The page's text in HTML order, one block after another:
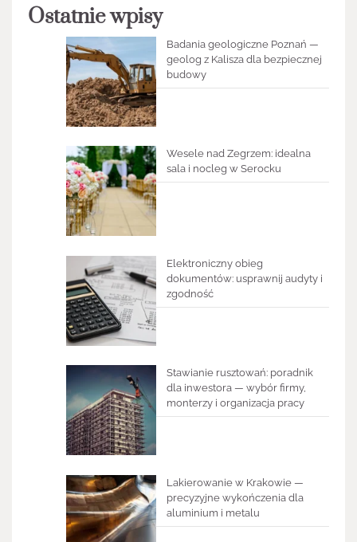
Ostatnie wpisy
Badania geologiczne Poznań —
geolog z Kalisza dla bezpiecznej
budowy
Wesele nad Zegrzem: idealna
sala i nocleg w Serocku
Elektroniczny obieg
dokumentów: usprawnij audyty i
zgodność
Stawianie rusztowań: poradnik
dla inwestora — wybór firmy,
monterzy i organizacja pracy
Lakierowanie w Krakowie —
precyzyjne wykończenia dla
aluminium i metalu